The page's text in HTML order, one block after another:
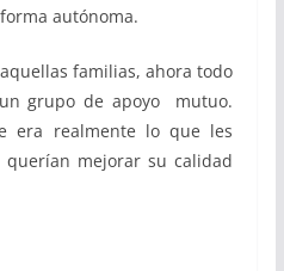
autónoma.
familias, ahora todo
grupo de apoyo mutuo.
era realmente lo que les
mejorar su calidad